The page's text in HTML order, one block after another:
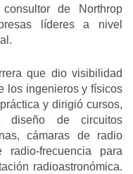
de Northrop
líderes a nivel
que dio visibilidad
los ingenieros y físicos
y dirigió cursos,
diseño de circuitos
cámaras de radio
frecuencia para
radioastronómica.